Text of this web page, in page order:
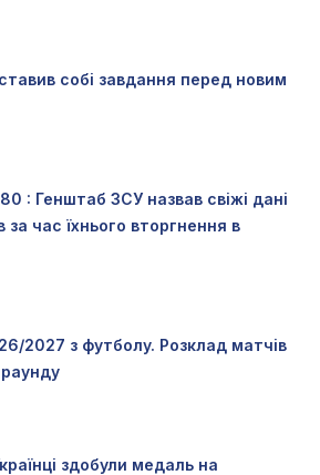
собі завдання перед новим
: Генштаб ЗСУ назвав свіжі дані
за час їхнього вторгнення в
2027 з футболу. Розклад матчів
раунду
здобули медаль на